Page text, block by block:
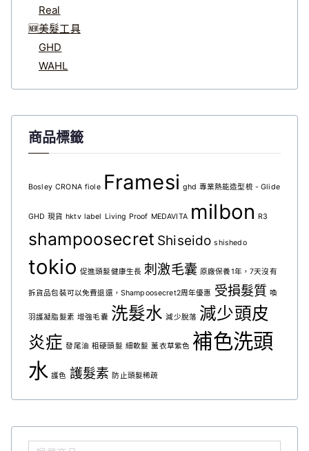
Real
🆕美髮工具
GHD
WAHL
商品標籤
Bosley CRONA fiole Framesi ghd 專業熱能造型梳 - Glide
GHD 現貨 hktv label Living Proof MEDAVITA milbon R3
shampoosecret Shiseido shishedo
tokio 促進頭髮健康生長 刺激毛囊 原廠保養1年，7天沒有
拆貨品包裝可以免費退還，Shampoosecret2周年優惠 受損髮質 喚
羽護凝脂髮素 增強毛囊 洗髮水 減少脫落 減少頭皮
炎症 發尾油 粗硬頭髮 細軟髮 薰衣草紫色 補色洗頭
水 護色 護髮素 防止頭髮稀疏
搜